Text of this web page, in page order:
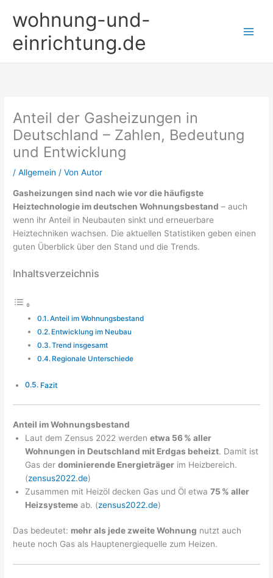
Inhaltwohnung-und-
einrichtung.de
Anteil der Gasheizungen in
Deutschland – Zahlen, Bedeutung
und Entwicklung
/Allgemein / VonAutor
Gasheizungen sind nach wie vor die häufigste
Heiztechnologie im deutschen Wohnungsbestand – auch
wenn ihr Anteil in Neubauten sinkt und erneuerbare
Heiztechniken wachsen. Die aktuellen Statistiken geben einen
guten Überblick über den Stand und die Trends.
Inhaltsverzeichnis
Anteil im Wohnungsbestand
Entwicklung im Neubau
Trend insgesamt
Regionale Unterschiede
Fazit
Anteil im Wohnungsbestand
Laut dem Zensus 2022 werdenetwa 56 % aller
Wohnungen in Deutschland mit Erdgas beheizt. Damit ist
Gas derdominierende Energieträger im Heizbereich.
(zensus2022.de)
Zusammen mit Heizöl decken Gas und Öl etwa75 % aller
Heizsysteme ab. (zensus2022.de)
Das bedeutet: mehr als jede zweite Wohnung nutzt auch
heute noch Gas als Hauptenergiequelle zum Heizen.